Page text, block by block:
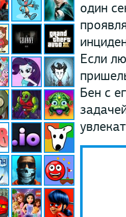
один
Если
Бен с